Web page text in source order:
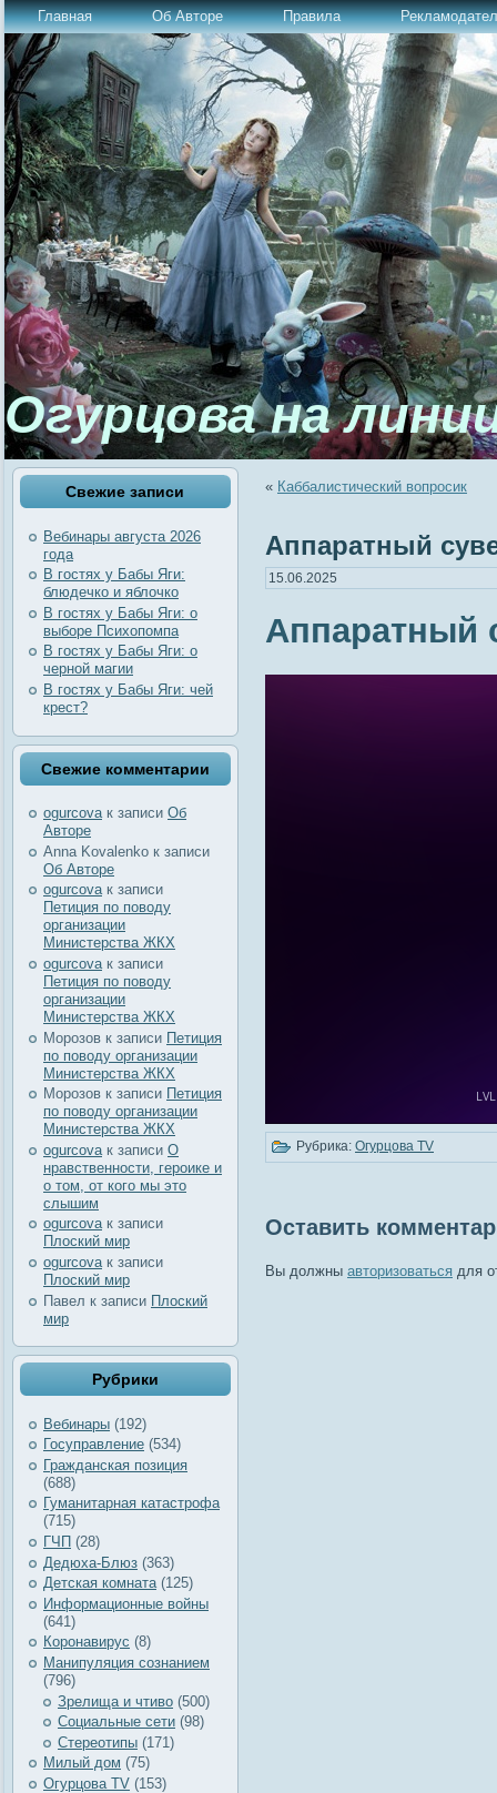
Главная Об Авторе Правила
Огурцова на
Свежие записи
Вебинары августа 2026
года
В гостях у Бабы Яги:
блюдечко и яблочко
В гостях у Бабы Яги: о
выборе Психопомпа
В гостях у Бабы Яги: о
черной магии
В гостях у Бабы Яги: чей
крест?
Свежие комментарии
ogurcovaк записи Об
Авторе
Anna Kovalenko к записи
Об Авторе
ogurcovaк записи
Петиция по поводу
организации
Министерства ЖКХ
ogurcova к записи
Петиция по поводу
организации
Министерства ЖКХ
Морозов к записи Петиция
по поводу организации
Министерства ЖКХ
Морозов к записи Петиция
по поводу организации
Министерства ЖКХ
ogurcova к записи О
нравственности, героике и
о том, от кого мы это
слышим
ogurcovaк записи
Плоский мир
ogurcova к записи
Плоский мир
Павел к записи Плоский
мир
Рубрики
Вебинары (192)
Госуправление (534)
Гражданская позиция
(688)
Гуманитарная катастрофа
(715)
ГЧП (28)
Дедюха-Блюз (363)
Детская комната(125)
Информационные войны
(641)
Коронавирус (8)
Манипуляция сознанием
(796)
Зрелища и чтиво (500)
Социальные сети (98)
Стереотипы (171)
Милый дом (75)
Огурцова TV (153)
« Каббалистический вопросик
Аппаратный
15.06.2025
Аппаратный
Рубрика: Огурцова TV
Оставить
Вы должны авторизоваться для